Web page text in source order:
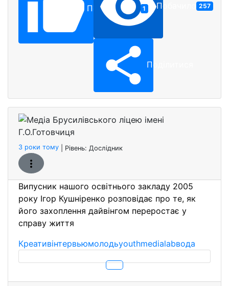
Подобається 1 Побачило 257
Поділитися
3 роки тому | Рівень: Дослідник
Випусник нашого освітнього закладу 2005
року Ігор Кушніренко розповідає про те, як
його захоплення дайвінгом переростає у
справу життя
Креативінтервьюмолодьyouthmedialabвода